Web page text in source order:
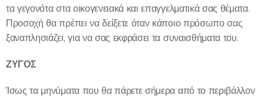
τα γεγονότα στα οικογενειακά και επαγγελματικά σας θέματα.
Προσοχή θα πρέπει να δείξετε όταν κάποιο πρόσωπο σας
ξαναπλησιάζει, για να σας εκφράσει τα συναισθήματα του.
ΖΥΓΟΣ
Ίσως τα μηνύματα που θα πάρετε σήμερα από το περιβάλλον